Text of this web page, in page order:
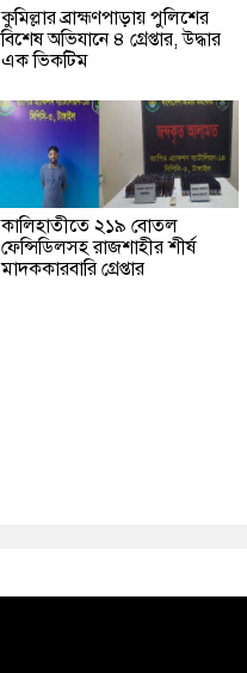
কুমিল্লার ব্রাহ্মণপাড়ায় পুলিশের
বিশেষ অভিযানে ৪ গ্রেপ্তার, উদ্ধার
এক ভিকটিম
কালিহাতীতে ২১৯ বোতল
ফেন্সিডিলসহ রাজশাহীর শীর্ষ
মাদককারবারি গ্রেপ্তার